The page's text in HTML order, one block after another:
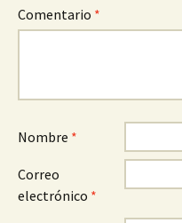
Comentario *
Nombre *
Correo
electrónico *